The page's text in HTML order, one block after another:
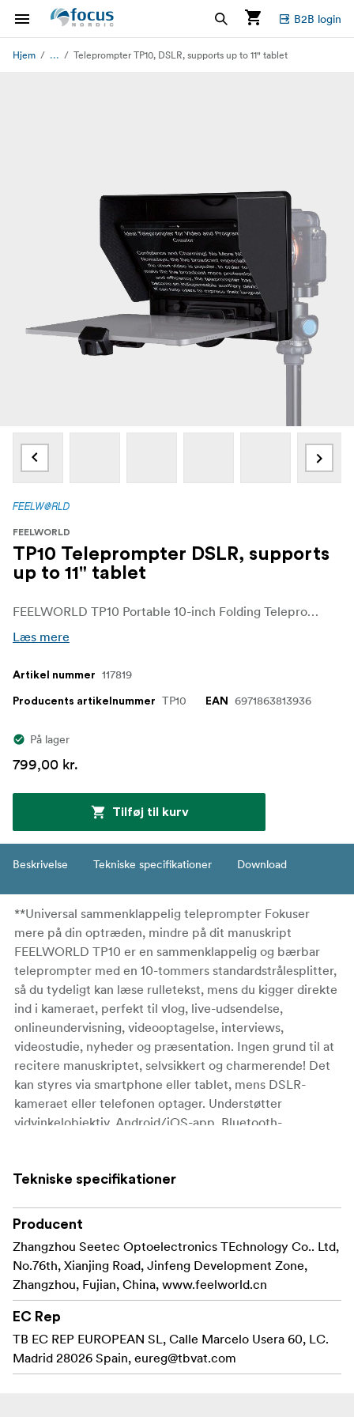
B2B login
Hjem ... Teleprompter TP10, DSLR, supports up to 11" tablet
FEELWORLD
TP10 Teleprompter DSLR, supports
up to 11" tablet
FEELWORLD TP10 Portable 10-inch Folding Teleprompter understøtter op til 11" Smartphone/Tablet Prompting Smartphone.
Læs mere
Artikel nummer 117819
Producents artikelnummer TP10 EAN 6971863813936
På lager
799,00 kr.
Tilføj til kurv
Beskrivelse Tekniske specifikationer Download
**Universal sammenklappelig teleprompter Fokuser
mere på din optræden, mindre på dit manuskript
FEELWORLD TP10 er en sammenklappelig og bærbar
teleprompter med en 10-tommers standardstrålesplitter,
så du tydeligt kan læse rulletekst, mens du kigger direkte
ind i kameraet, perfekt til vlog, live-udsendelse,
onlineundervisning, videooptagelse, interviews,
videostudie, nyheder og præsentation. Ingen grund til at
recitere manuskriptet, selvsikkert og charmerende! Det
kan styres via smartphone eller tablet, mens DSLR-
kameraet eller telefonen optager. Understøtter
vidvinkelobjektiv, Android/iOS-app, Bluetooth-
opbevaringsetui, som er mere praktisk at have med. Den
Foldbart design, praktisk at opbevare
10-tommers standardstråleopdelt glas med 50/50
synlig lystransmission
Understøtter tablet-/telefonstyring, DSLR/telefon
Understøtter op til 24 mm
Tekniske specifikationer
Producent
Zhangzhou Seetec Optoelectronics TEchnology Co.. Ltd,
No.76th, Xianjing Road, Jinfeng Development Zone,
Zhangzhou, Fujian, China, www.feelworld.cn
EC Rep
TB EC REP EUROPEAN SL, Calle Marcelo Usera 60, LC.
Madrid 28026 Spain, eureg@tbvat.com